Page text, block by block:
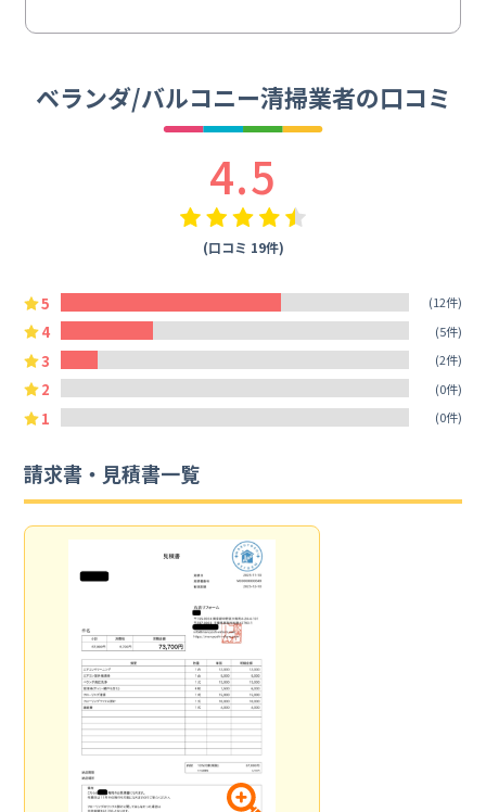
ベランダ/バルコニー清掃業者の口コミ
4.5
(口コミ 19件)
5 (12件)
4 (5件)
3 (2件)
2 (0件)
1 (0件)
請求書・見積書一覧